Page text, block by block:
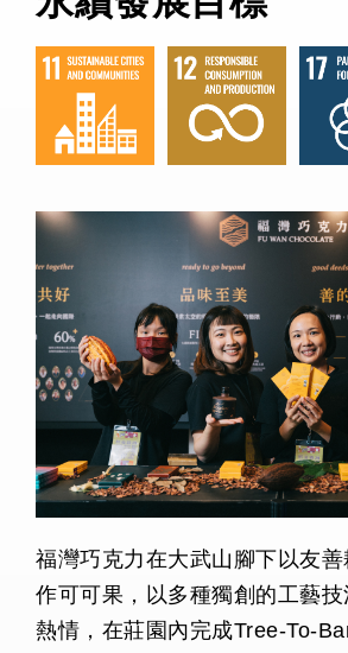
福灣巧克力在大武山腳下以友
作可可果，以多種獨創的工藝
熱情，在莊園內完成Tree-To-